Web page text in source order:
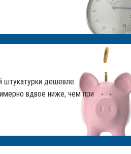
дешевле.
вдвое ниже, чем при